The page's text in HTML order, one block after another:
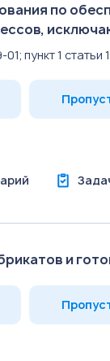
по
пункт 1
и